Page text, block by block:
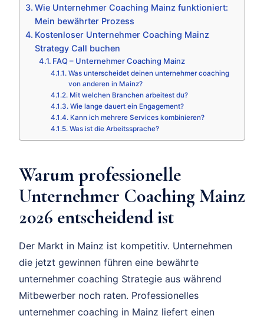
Wie Unternehmer Coaching Mainz funktioniert:
Mein bewährter Prozess
Kostenloser Unternehmer Coaching Mainz
Strategy Call buchen
FAQ – Unternehmer Coaching Mainz
Was unterscheidet deinen unternehmer coaching
von anderen in Mainz?
Mit welchen Branchen arbeitest du?
Wie lange dauert ein Engagement?
Kann ich mehrere Services kombinieren?
Was ist die Arbeitssprache?
Warum professionelle
Unternehmer Coaching Mainz
2026 entscheidend ist
Der Markt in Mainz ist kompetitiv. Unternehmen
die jetzt gewinnen führen eine bewährte
unternehmer coaching Strategie aus während
Mitbewerber noch raten. Professionelles
unternehmer coaching in Mainz liefert einen